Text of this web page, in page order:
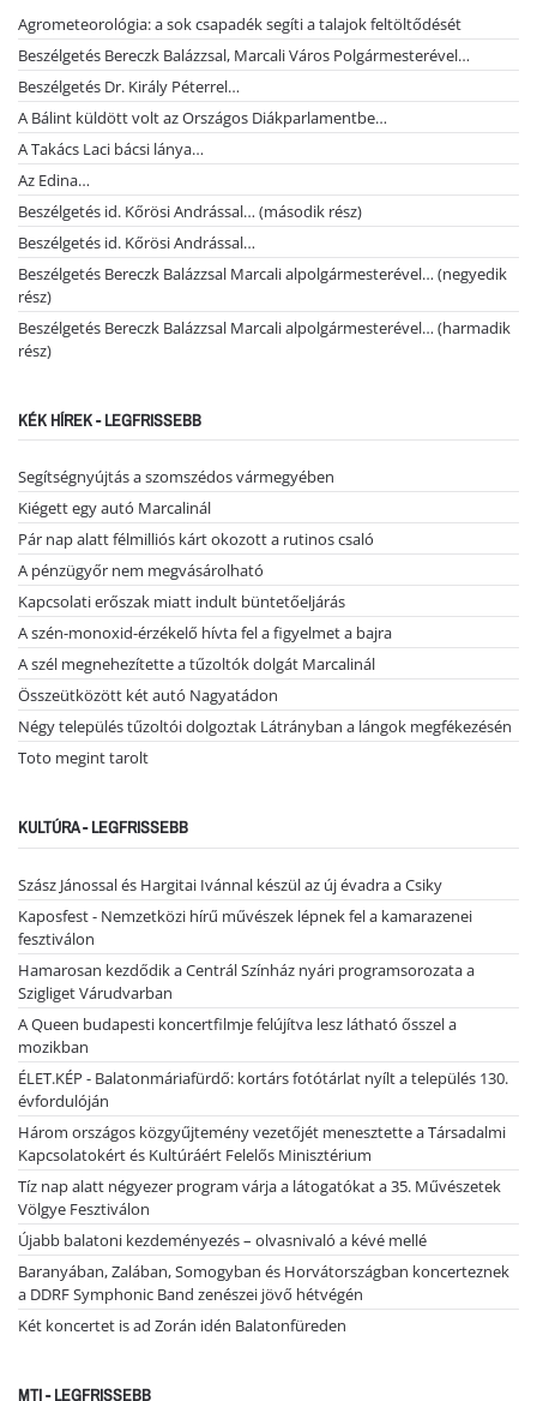
Agrometeorológia: a sok csapadék segíti a talajok feltöltődését
Beszélgetés Bereczk Balázzsal, Marcali Város Polgármesterével…
Beszélgetés Dr. Király Péterrel…
A Bálint küldött volt az Országos Diákparlamentbe…
A Takács Laci bácsi lánya…
Az Edina…
Beszélgetés id. Kőrösi Andrással… (második rész)
Beszélgetés id. Kőrösi Andrással…
Beszélgetés Bereczk Balázzsal Marcali alpolgármesterével… (negyedik
rész)
Beszélgetés Bereczk Balázzsal Marcali alpolgármesterével… (harmadik
rész)
KÉK HÍREK - LEGFRISSEBB
Segítségnyújtás a szomszédos vármegyében
Kiégett egy autó Marcalinál
Pár nap alatt félmilliós kárt okozott a rutinos csaló
A pénzügyőr nem megvásárolható
Kapcsolati erőszak miatt indult büntetőeljárás
A szén-monoxid-érzékelő hívta fel a figyelmet a bajra
A szél megnehezítette a tűzoltók dolgát Marcalinál
Összeütközött két autó Nagyatádon
Négy település tűzoltói dolgoztak Látrányban a lángok megfékezésén
Toto megint tarolt
KULTÚRA - LEGFRISSEBB
Szász Jánossal és Hargitai Ivánnal készül az új évadra a Csiky
Kaposfest - Nemzetközi hírű művészek lépnek fel a kamarazenei
fesztiválon
Hamarosan kezdődik a Centrál Színház nyári programsorozata a
Szigliget Várudvarban
A Queen budapesti koncertfilmje felújítva lesz látható ősszel a
mozikban
ÉLET.KÉP - Balatonmáriafürdő: kortárs fotótárlat nyílt a település 130.
évfordulóján
Három országos közgyűjtemény vezetőjét menesztette a Társadalmi
Kapcsolatokért és Kultúráért Felelős Minisztérium
Tíz nap alatt négyezer program várja a látogatókat a 35. Művészetek
Völgye Fesztiválon
Újabb balatoni kezdeményezés – olvasnivaló a kévé mellé
Baranyában, Zalában, Somogyban és Horvátországban koncerteznek
a DDRF Symphonic Band zenészei jövő hétvégén
Két koncertet is ad Zorán idén Balatonfüreden
MTI - LEGFRISSEBB